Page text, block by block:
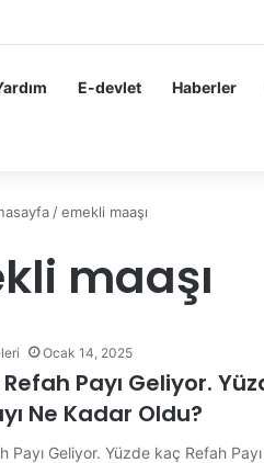
Nasıl Yapılır?
E-devlet Haberler
/ emekli maaşı
maaşı
Ocak 14, 2025
Payı Geliyor.
Ne Kadar Oldu?
Payı Geliyor. Yüzde kaç Refah